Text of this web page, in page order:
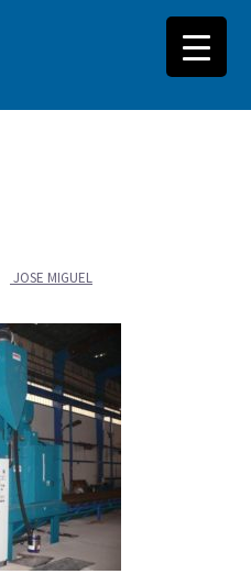
JOSE MIGUEL